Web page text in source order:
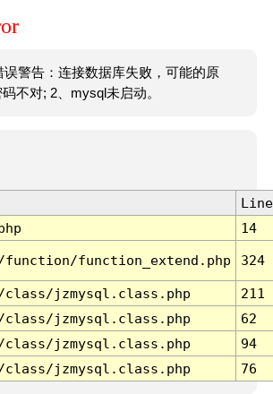
误警告：连接数据库失败，可能的原
不对; 2、mysql未启动。
Line
14
function/function_extend.php 324
class/jzmysql.class.php
211
class/jzmysql.class.php
62
class/jzmysql.class.php
94
class/jzmysql.class.php 76